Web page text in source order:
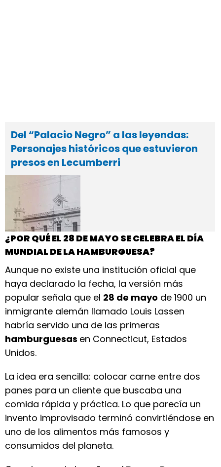
Del “Palacio Negro” a las leyendas:
Personajes históricos que estuvieron
presos en Lecumberri
¿POR QUÉ EL 28 DE MAYO SE CELEBRA EL DÍA
MUNDIAL DE LA HAMBURGUESA?
Aunque no existe una institución oficial que
haya declarado la fecha, la versión más
popular señala que el 28 de mayo de 1900 un
inmigrante alemán llamado Louis Lassen
habría servido una de las primeras
hamburguesas en Connecticut, Estados
Unidos.
La idea era sencilla: colocar carne entre dos
panes para un cliente que buscaba una
comida rápida y práctica. Lo que parecía un
invento improvisado terminó convirtiéndose en
uno de los alimentos más famosos y
consumidos del planeta.